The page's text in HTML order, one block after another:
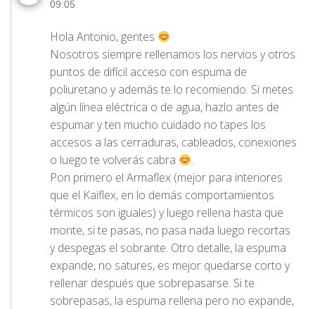
09:05
Hola Antonio, gentes
Nosotros siempre rellenamos los nervios y otros
puntos de difícil acceso con espuma de
poliuretano y además te lo recomiendo. Si metes
algún línea eléctrica o de agua, hazlo antes de
espumar y ten mucho cuidado no tapes los
accesos a las cerraduras, cableados, conexiones
o luego te volverás cabra
.
Pon primero el Armaflex (mejor para interiores
que el Kaiflex, en lo demás comportamientos
térmicos son iguales) y luego rellena hasta que
monte, si te pasas, no pasa nada luego recortas
y despegas el sobrante. Otro detalle, la espuma
expande, no satures, es mejor quedarse corto y
rellenar después que sobrepasarse. Si te
sobrepasas, la espuma rellena pero no expande,